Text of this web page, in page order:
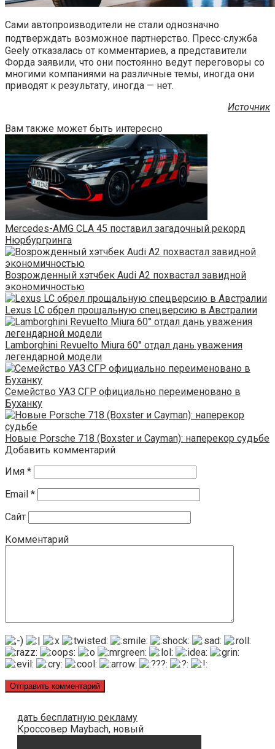
Cами автопроизводители не стали однозначно
подтверждать возможное партнерство. Пресс‑служба
Geely отказалась от комментариев, а представители
Форда заявили, что они постоянно ведут переговоры со
многими компаниями на различные темы, иногда они
приводят к результату, иногда — нет.
Источник
Вам также может быть интересно
Mercedes-AMG CLA 45 поставил загадочный рекорд
Нюрбургринга
Возрожденный хэтчбек Audi A2 похвастал завидной
экономичностью
Lexus LC обрел прощальную спецверсию в Австралии
Lamborghini Revuelto Miura 60° отдал дань уважения
легендарной модели
Семейство УАЗ СГР официально переименовано в
Буханку
Новые Porsche 718 (Boxster и Cayman): наперекор судьбе
Добавить комментарий
Имя *
Email *
Сайт
Комментарий
дать бесплатную рекламу
Кроссовер Maybach, новый